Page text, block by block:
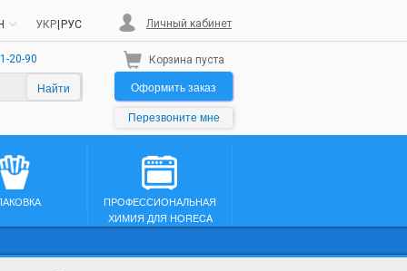
РУС
УКР Личный кабинет
20-90
Найти
Корзина пуста
Оформить заказ
Перезвоните мне
ПРОФЕССИОНАЛЬНАЯ
ХИМИЯ ДЛЯ HORECA